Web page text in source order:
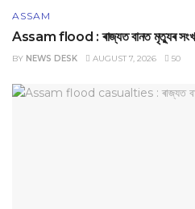
ASSAM
Assam flood : ৰাজ্যত বানত মৃত্যুৰ
BY NEWS DESK AUGUST 7, 2026 50